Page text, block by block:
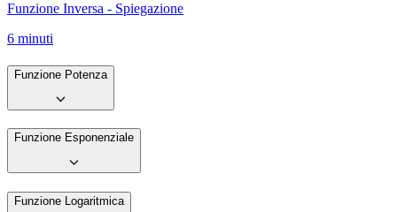
Funzione Inversa - Spiegazione
6 minuti
Funzione Potenza
Funzione Esponenziale
Funzione Logaritmica